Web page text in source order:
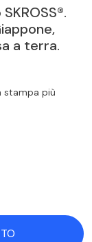
a terra.
stampa più